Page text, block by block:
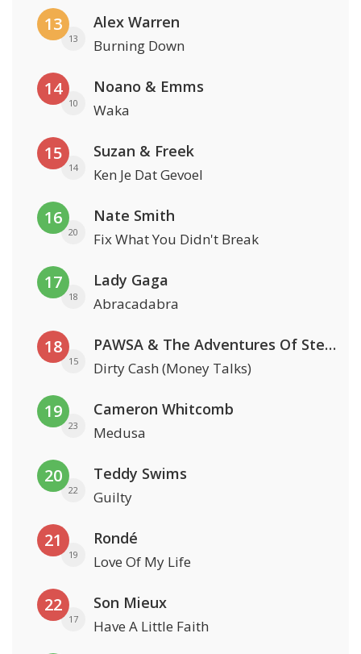
13
13
Alex Warren
Burning Down
14
10
Noano & Emms
Waka
15
14
Suzan & Freek
Ken Je Dat Gevoel
16
20
Nate Smith
Fix What You Didn't Break
17
18
Lady Gaga
Abracadabra
18
15
PAWSA & The Adventures Of Stevie V
Dirty Cash (Money Talks)
19
23
Cameron Whitcomb
Medusa
20
22
Teddy Swims
Guilty
21
19
Rondé
Love Of My Life
22
17
Son Mieux
Have A Little Faith